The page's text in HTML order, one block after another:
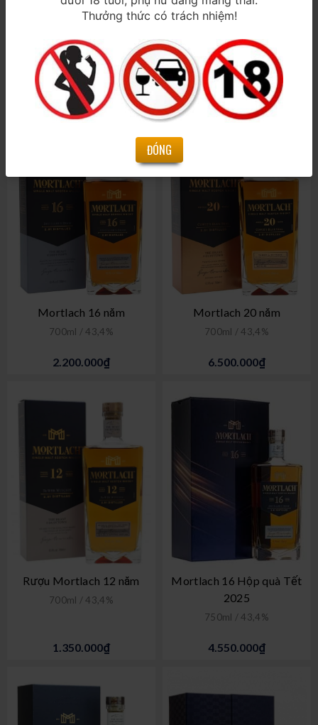
Mortlach 21 years old -
Special Release 2020
700ml / 56,9%
22.000.000₫
700ml / 43,4%
1.850.000₫
Mortlach 16 năm
700ml / 43,4%
2.200.000₫
Mortlach 20 năm
700ml / 43,4%
6.500.000₫
Rượu Mortlach 12 năm
700ml / 43,4%
1.350.000₫
Mortlach 16 Hộp quà Tết
2025
750ml / 43,4%
4.550.000₫
Thưởng thức có trách nhiệm!
ĐÓNG